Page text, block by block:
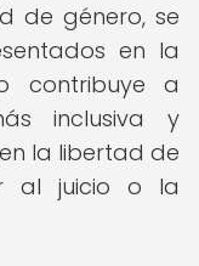
de género, se
en la
contribuye a
inclusiva y
la libertad de
al juicio o la